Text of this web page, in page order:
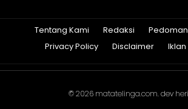
Tentang Kami Redaksi
Privacy Policy
Disclaimer Iklan
© 2026 matatelinga.com. dev